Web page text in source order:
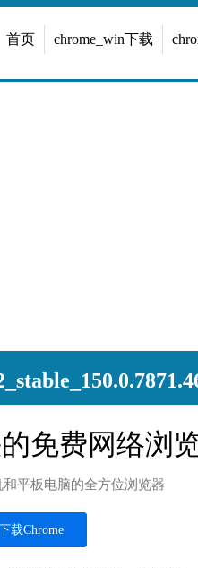
首页 chrome_win下载
免费网络浏
平板电脑的全方位浏览器
载Chrome